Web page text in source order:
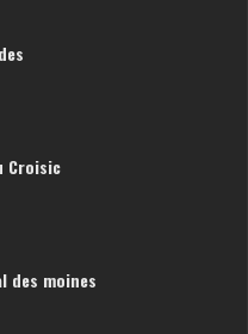
Croisic
des moines